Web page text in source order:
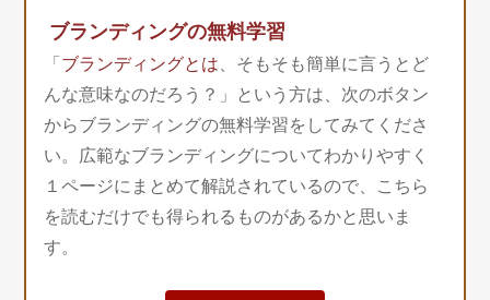
ブランディングの無料学習
「ブランディングとは、そもそも簡単に言うとど
んな意味なのだろう？」という方は、次のボタン
からブランディングの無料学習をしてみてくださ
い。広範なブランディングについてわかりやすく
１ページにまとめて解説されているので、こちら
を読むだけでも得られるものがあるかと思いま
す。